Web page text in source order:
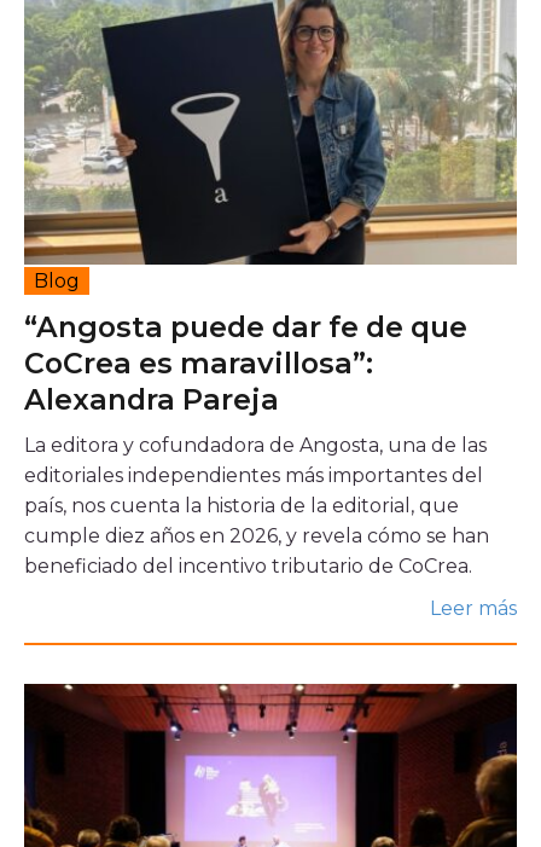
Blog
“Angosta puede dar fe de que
CoCrea es maravillosa”:
Alexandra Pareja
La editora y cofundadora de Angosta, una de las
editoriales independientes más importantes del
país, nos cuenta la historia de la editorial, que
cumple diez años en 2026, y revela cómo se han
beneficiado del incentivo tributario de CoCrea.
Leer más